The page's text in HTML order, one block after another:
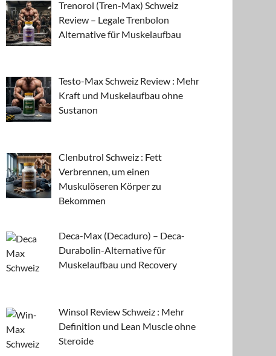
Trenorol (Tren-Max) Schweiz
Review – Legale Trenbolon
Alternative für Muskelaufbau
Testo-Max Schweiz Review : Mehr
Kraft und Muskelaufbau ohne
Sustanon
Clenbutrol Schweiz : Fett
Verbrennen, um einen
Muskulöseren Körper zu
Bekommen
Deca-Max (Decaduro) – Deca-
Durabolin-Alternative für
Muskelaufbau und Recovery
Winsol Review Schweiz : Mehr
Definition und Lean Muscle ohne
Steroide